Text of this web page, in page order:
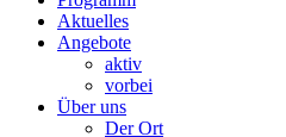
Aktuelles
Angebote
aktiv
vorbei
Über uns
Der Ort